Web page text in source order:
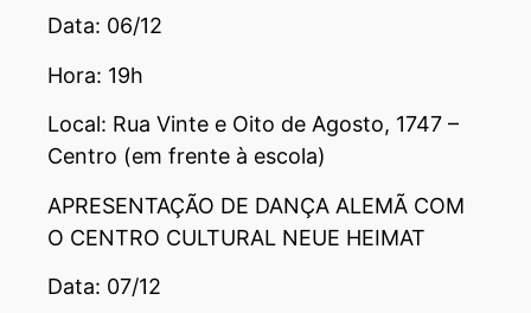
Data: 06/12
Hora: 19h
Local: Rua Vinte e Oito de Agosto, 1747 –
Centro (em frente à escola)
APRESENTAÇÃO DE DANÇA ALEMÃ COM
O CENTRO CULTURAL NEUE HEIMAT
Data: 07/12